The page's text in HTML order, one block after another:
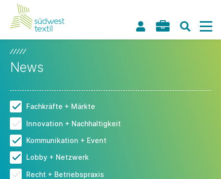
News
Fachkräfte + Märkte
Innovation + Nachhaltigkeit
Kommunikation + Event
Lobby + Netzwerk
Recht + Betriebspraxis